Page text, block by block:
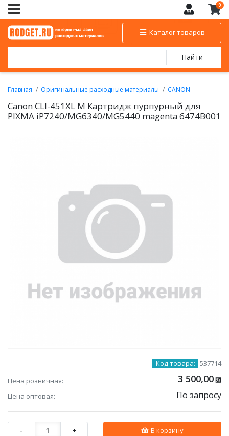
0
Каталог товаров
Найти
Главная Оригинальные расходные материалы
CANON
Canon CLI-451XL M Картридж пурпурный для
PIXMA iP7240/MG6340/MG5440 magenta 6474B001
Код товара: 537714
Цена розничная:
3 500,00 ⃏
Цена оптовая: По запросу
- 1 + В корзину